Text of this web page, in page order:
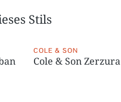
Stils
COLE & SON
Cole & Son Zerzura